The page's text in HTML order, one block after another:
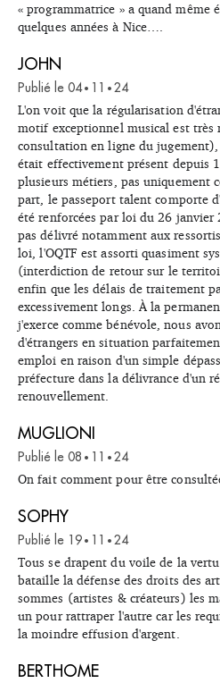
« programmatrice » a quand même
quelques années à Nice….
JOHN
Publié le 04 • 11 • 24
L'on voit que la régularisation
motif exceptionnel musical est très
consultation en ligne du
était effectivement présent depuis
plusieurs métiers, pas uniquement
part, le passeport talent comporte
été renforcées par loi du 26
pas délivré notamment aux
loi, l'OQTF est assorti quasiment
(interdiction de retour sur le
enfin que les délais de traitement
excessivement longs. À la
j'exerce comme bénévole, nous
d'étrangers en situation
emploi en raison d'un simple
préfecture dans la délivrance d'un
renouvellement.
MUGLIONI
Publié le 08 • 11 • 24
On fait comment pour être
SOPHY
Publié le 19 • 11 • 24
Tous se drapent du voile de la
bataille la défense des droits des
sommes (artistes & créateurs) les
un pour rattraper l'autre car les
la moindre effusion d'argent.
BERTHOME